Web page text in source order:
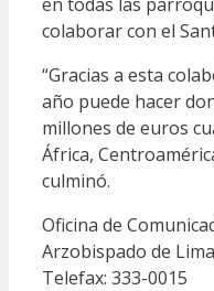
colaborar con el
“Gracias a esta
año puede hacer
millones de euros
África,
culminó.
Oficina de
Arzobispado de Lima
Telefax: 333-0015